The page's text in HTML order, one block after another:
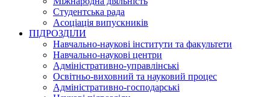
Студентська рада
Асоціація випускників
ПІДРОЗДІЛИ
Навчально-наукові інститути та факультети
Навчально-наукові центри
Адміністративно-управлінські
Освітньо-виховний та науковий процес
Адміністративно-господарські